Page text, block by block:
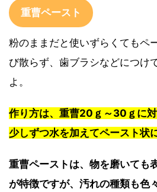
重曹ペースト
粉のままだと使いずらくてもペ
び散らず、歯ブラシなどにつけ
よ。
作り方は、重曹20ｇ～30ｇに
少しずつ水を加えてペースト状
重曹ペーストは、物を磨いても
が特徴ですが、汚れの種類も色